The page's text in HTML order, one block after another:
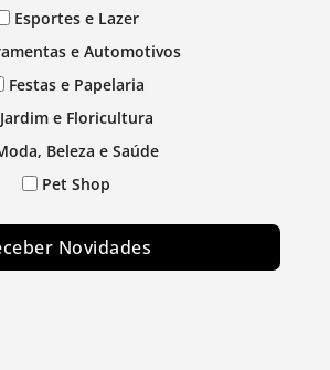
Esportes e Lazer
e Automotivos
Festas e Papelaria
Jardim e Floricultura
Beleza e Saúde
Pet Shop
Novidades